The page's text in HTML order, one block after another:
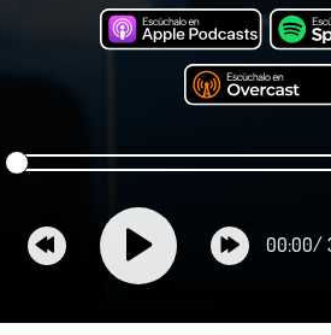
00:00/